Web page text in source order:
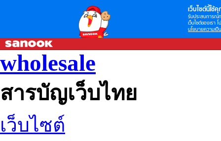
เว็บไซต์นี้ใช้คุ
รับประสบการณ์
เว็บไซต์ของเรา
นโยบายความเป็
wholesale
สารบัญเว็บไทย
เว็บไซต์